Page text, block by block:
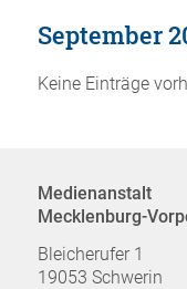
September
Keine Einträge
Medienanstalt
Mecklenburg-
Bleicherufer 1
19053 Schwerin